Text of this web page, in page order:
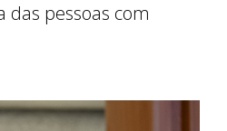
das pessoas com